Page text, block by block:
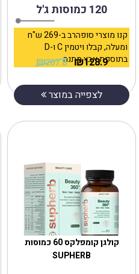
120 כמוסות ג'ל
קנו מוצרי סופהרב ב-269 ש"ח
ומעלה, קבלו ויטמין C ו-D
בתוספת אבץ מתנה
128.9
₪
207.8
₪
לצפייה במוצר
קולגן קומפלקס 60 כמוסות
SUPHERB